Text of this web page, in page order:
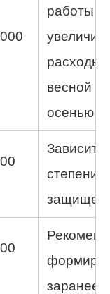
работы
расходы
весной и
осенью
Зависит
степени
заранее